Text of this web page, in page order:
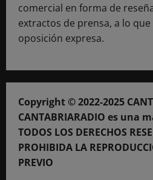
comercial en forma de
extractos de prensa, a lo
oposición expresa.
Copyright © 2022-2025
CANTABRIARADIO es una
TODOS LOS DERECHOS
PROHIBIDA LA
PREVIO